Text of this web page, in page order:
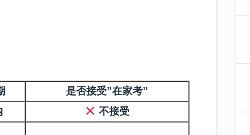
是否接受”在家考”
不接受